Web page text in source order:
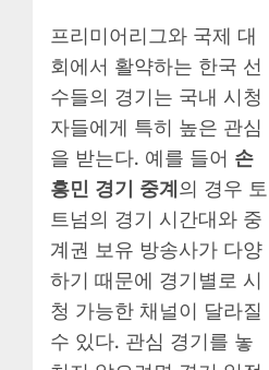
프리미어리그와 국제 대
회에서 활약하는 한국 선
수들의 경기는 국내 시청
자들에게 특히 높은 관심
을 받는다. 예를 들어 손
흥민 경기 중계의 경우 토
트넘의 경기 시간대와 중
계권 보유 방송사가 다양
하기 때문에 경기별로 시
청 가능한 채널이 달라질
수 있다. 관심 경기를 놓